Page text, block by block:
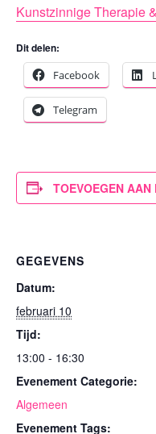
Kunstzinnige Therapie
Dit delen:
Facebook
Telegram
TOEVOEGEN AAN
GEGEVENS
Datum:
februari 10
Tijd:
13:00 - 16:30
Evenement Categorie:
Algemeen
Evenement Tags: